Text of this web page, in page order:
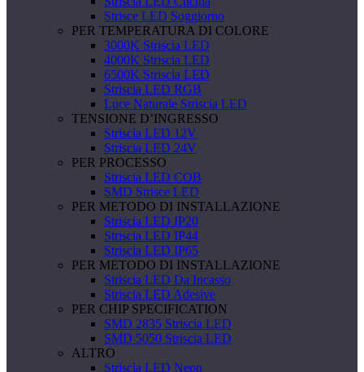
Strisce LED Soggiorno
PER TEMPERATURA DI COLORE
3000K Striscia LED
4000K Striscia LED
6500K Striscia LED
Striscia LED RGB
Luce Naturale Striscia LED
TENSIONE D’INGRESSO
Striscia LED 12V
Striscia LED 24V
PER PROCESSO
Striscia LED COB
SMD Strisce LED
PER METODO DI INSTALLAZIONE
Striscia LED IP20
Striscia LED IP44
Striscia LED IP65
PER METODO DI INSTALLAZIONE
Striscia LED Da Incasso
Striscia LED Adesive
PER CHIP SPECIFICATION
SMD 2835 Striscia LED
SMD 5050 Striscia LED
ALTRO
Striscia LED Neon